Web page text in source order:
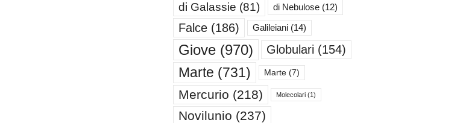
di Galassie (81) di Nebulose(12)
Falce(186) Galileiani(14)
Giove(970) Globulari (154)
Marte (731) Marte(7)
Mercurio (218) Molecolari(1)
Novilunio (237)